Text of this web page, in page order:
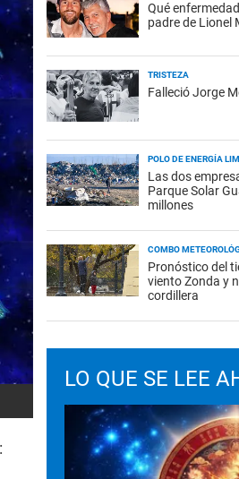
:
Qué
padre de Lionel
TRISTEZA
Falleció Jorge
POLO DE ENERGÍA
Las dos
Parque Solar
millones
COMBO
Pronóstico del
viento Zonda y
cordillera
LO QUE SE LEE